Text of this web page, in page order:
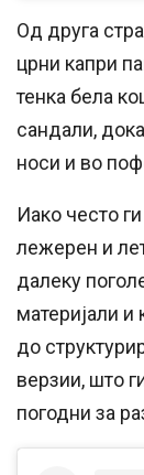
Од друга
црни капри
тенка бела
сандали,
носи и во
Иако често
лежерен и
далеку
материјали
до
верзии, што
погодни за